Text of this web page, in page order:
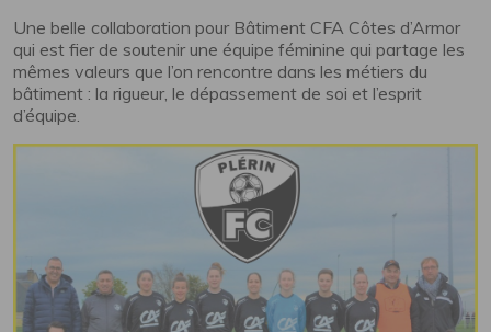
Une belle collaboration pour Bâtiment CFA Côtes d’Armor
qui est fier de soutenir une équipe féminine qui partage les
mêmes valeurs que l’on rencontre dans les métiers du
bâtiment : la rigueur, le dépassement de soi et l’esprit
d’équipe.